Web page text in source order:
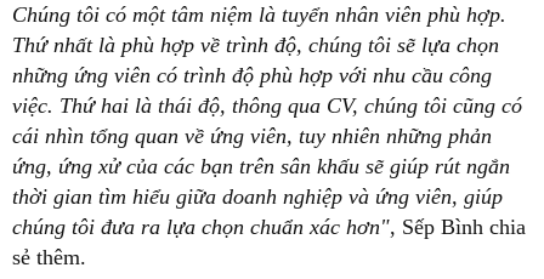
Chúng tôi có một tâm niệm là tuyển nhân viên phù hợp.
Thứ nhất là phù hợp về trình độ, chúng tôi sẽ lựa chọn
những ứng viên có trình độ phù hợp với nhu cầu công
việc. Thứ hai là thái độ, thông qua CV, chúng tôi cũng có
cái nhìn tổng quan về ứng viên, tuy nhiên những phản
ứng, ứng xử của các bạn trên sân khấu sẽ giúp rút ngắn
thời gian tìm hiểu giữa doanh nghiệp và ứng viên, giúp
chúng tôi đưa ra lựa chọn chuẩn xác hơn", Sếp Bình chia
sẻ thêm.